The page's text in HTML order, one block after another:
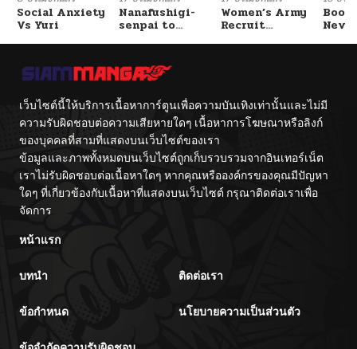
Social Anxiety
Vs Yuri
Nanafushigi-
senpai to
Women’s Army
Recruit
เว็บไซต์นี้ให้บริการเนื้อหาการ์ตูนเพื่อความบันเทิงเท่านั้นและไม่มี
ความรับผิดชอบต่อความเสียหายใดๆ เนื้อหาการโฆษณาหรือลิงก์
ของบุคคลที่สามที่แสดงบนเว็บไซต์ของเรา
ข้อมูลและภาพทั้งหมดบนเว็บไซต์ถูกเก็บรวบรวมจากอินเทอร์เน็ต
เราไม่รับผิดชอบต่อเนื้อหาใดๆ หากคุณหรือองค์กรของคุณมีปัญหา
ใดๆ ที่เกี่ยวข้องกับเนื้อหาที่แสดงบนเว็บไซต์ กรุณาติดต่อเราเพื่อ
จัดการ
หน้าแรก
บทนำ ติดต่อเรา
ข้อกำหนด นโยบายความเป็นส่วนตัว